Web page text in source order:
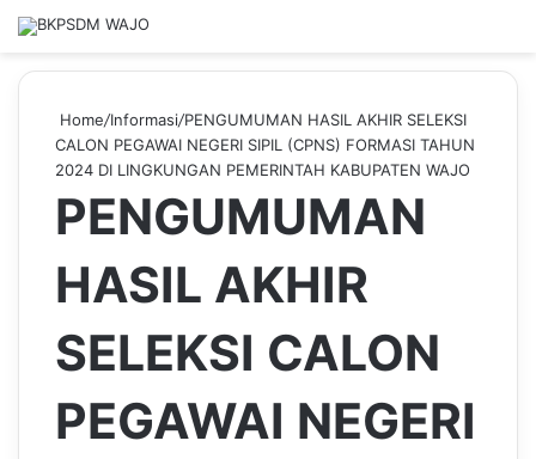
Home/Informasi/PENGUMUMAN HASIL AKHIR SELEKSI
CALON PEGAWAI NEGERI SIPIL (CPNS) FORMASI TAHUN
2024 DI LINGKUNGAN PEMERINTAH KABUPATEN WAJO
PENGUMUMAN
HASIL AKHIR
SELEKSI CALON
PEGAWAI NEGERI